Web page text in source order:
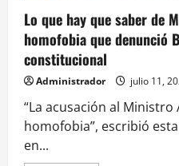
Lo que hay que saber de
homofobia que denunció
constitucional
Administrador julio 11,
“La acusación al
homofobia”, escribió
en...